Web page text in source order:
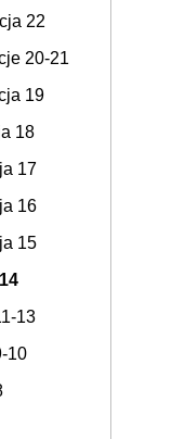
22
20-21
19
18
17
16
15
13
10